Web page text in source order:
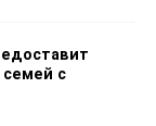
семей с